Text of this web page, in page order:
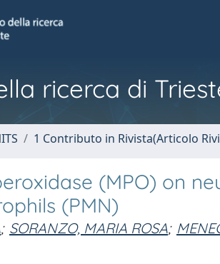
ricerca di
1 Contributo in Rivista(Articolo
(MPO) on
(PMN)
; SORANZO, MARIA ROSA;